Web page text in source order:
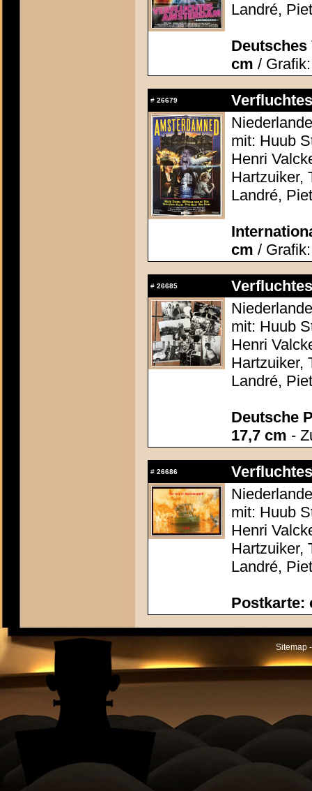
Landré,
Deutsches
cm /
# 26679
mit: Huub
Henri
Hartzuiker,
Landré,
cm /
# 26685
mit: Huub
Henri
Hartzuiker,
Landré,
Deutsche
17,7 cm -
# 26686
mit: Huub
Henri
Hartzuiker,
Landré,
Postkarte:
Sitemap